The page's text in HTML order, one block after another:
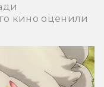
кино оценили